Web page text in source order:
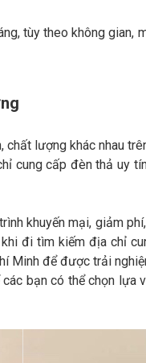
tùy theo không gian,
lượng khác nhau
cung cấp đèn thả uy
khuyến mại, giảm
đi tìm kiếm địa chỉ
Minh để được trải
bạn có thể chọn lựa